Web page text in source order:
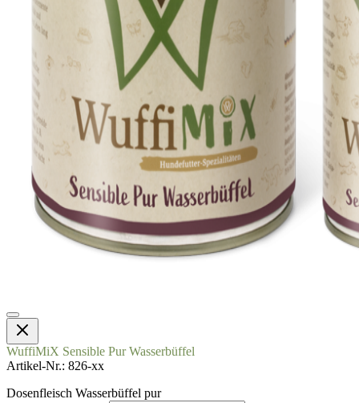
WuffiMiX Sensible Pur Wasserbüffel
Artikel-Nr. 826-xx
Dosenfleisch Wasserbüffel pur